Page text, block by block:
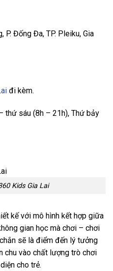
Đống Đa, TP. Pleiku, Gia
đi kèm.
thứ sáu (8h – 21h), Thứ bảy
Kids Gia Lai
kế với mô hình kết hợp giữa
gian học mà chơi – chơi
sẽ là điểm đến lý tưởng
chu vào chất lượng trò chơi
cho trẻ.